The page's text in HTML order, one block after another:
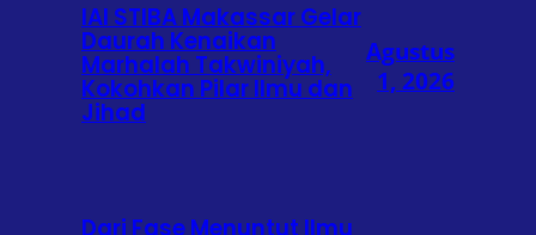
IAI STIBA Makassar Gelar
Daurah Kenaikan
Marhalah Takwiniyah,
Kokohkan Pilar Ilmu dan
Jihad
Agustus
1, 2026
Dari Fase Menuntut Ilmu